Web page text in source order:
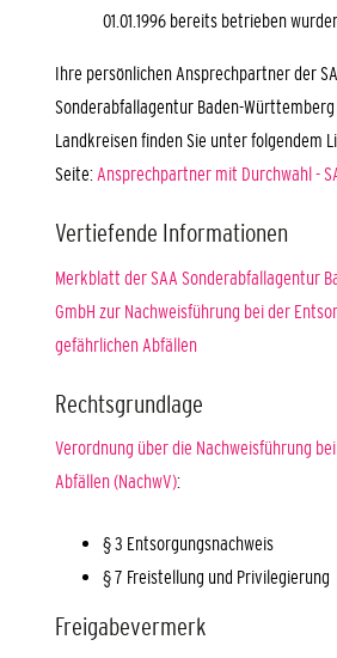
01.01.1996 bereits betrieben
Ihre persönlichen Ansprechpartner der
Sonderabfallagentur Baden-Württemberg
Landkreisen finden Sie unter folgendem
Seite: Ansprechpartner mit Durchwahl -
Vertiefende Informationen
Merkblatt der SAA Sonderabfallagentur
GmbH zur Nachweisführung bei der
gefährlichen Abfällen
Rechtsgrundlage
Verordnung über die Nachweisführung
Abfällen (NachwV):
§ 3 Entsorgungsnachweis
§ 7 Freistellung und Privilegierung
Freigabevermerk